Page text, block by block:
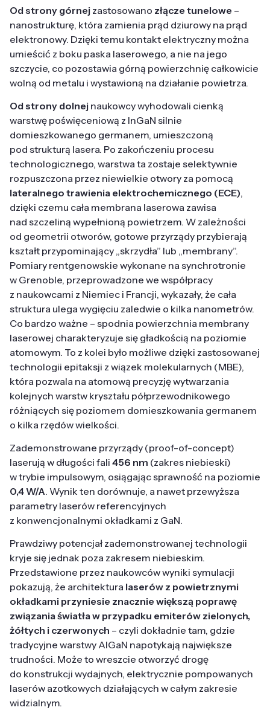
Od strony górnej zastosowano złącze tunelowe –
nanostrukturę, która zamienia prąd dziurowy na prąd
elektronowy. Dzięki temu kontakt elektryczny można
umieścić z boku paska laserowego, a nie na jego
szczycie, co pozostawia górną powierzchnię całkowicie
wolną od metalu i wystawioną na działanie powietrza.
Od strony dolnej naukowcy wyhodowali cienką
warstwę poświęceniową z InGaN silnie
domieszkowanego germanem, umieszczoną
pod strukturą lasera. Po zakończeniu procesu
technologicznego, warstwa ta zostaje selektywnie
rozpuszczona przez niewielkie otwory za pomocą
lateralnego trawienia elektrochemicznego (ECE),
dzięki czemu cała membrana laserowa zawisa
nad szczeliną wypełnioną powietrzem. W zależności
od geometrii otworów, gotowe przyrządy przybierają
kształt przypominający „skrzydła” lub „membrany”.
Pomiary rentgenowskie wykonane na synchrotronie
w Grenoble, przeprowadzone we współpracy
z naukowcami z Niemiec i Francji, wykazały, że cała
struktura ulega wygięciu zaledwie o kilka nanometrów.
Co bardzo ważne – spodnia powierzchnia membrany
laserowej charakteryzuje się gładkością na poziomie
atomowym. To z kolei było możliwe dzięki zastosowanej
technologii epitaksji z wiązek molekularnych (MBE),
która pozwala na atomową precyzję wytwarzania
kolejnych warstw kryształu półprzewodnikowego
różniących się poziomem domieszkowania germanem
o kilka rzędów wielkości.
Zademonstrowane przyrządy (proof-of-concept)
laserują w długości fali 456 nm (zakres niebieski)
w trybie impulsowym, osiągając sprawność na poziomie
0,4 W/A. Wynik ten dorównuje, a nawet przewyższa
parametry laserów referencyjnych
z konwencjonalnymi okładkami z GaN.
Prawdziwy potencjał zademonstrowanej technologii
kryje się jednak poza zakresem niebieskim.
Przedstawione przez naukowców wyniki symulacji
pokazują, że architektura laserów z powietrznymi
okładkami przyniesie znacznie większą poprawę
związania światła w przypadku emiterów zielonych,
żółtych i czerwonych – czyli dokładnie tam, gdzie
tradycyjne warstwy AlGaN napotykają największe
trudności. Może to wreszcie otworzyć drogę
do konstrukcji wydajnych, elektrycznie pompowanych
laserów azotkowych działających w całym zakresie
widzialnym.